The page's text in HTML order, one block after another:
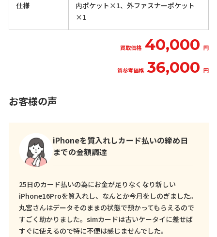
仕様
内ポケット×1、外ファスナーポケット
×1
買取価格 40,000 円
質参考価格 36,000 円
お客様の声
iPhoneを質入れしカード払いの締め日
までの金額調達
25日のカード払いの為にお金が足りなくなり新しい
iPhone16Proを質入れし、なんとか今月をしのぎました。
丸宮さんはデータそのままの状態で預かってもらえるので
すごく助かりました。simカードは古いケータイに差せば
すぐに使えるので特に不便は感じませんでした。